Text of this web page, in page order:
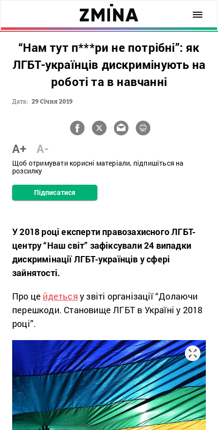
“Нам тут п***ри не потрібні”: як
ЛГБТ-українців дискримінують на
роботі та в навчанні
Дата: 29 Січня 2019
A+ A-
Щоб отримувати корисні матеріали, підпишіться на
розсилку
Підписатися
У 2018 році експерти правозахисного ЛГБТ-
центру “Наш світ” зафіксували 24 випадки
дискримінації ЛГБТ-українців у сфері
зайнятості.
Про це йдеться у звіті організації “Долаючи
перешкоди. Становище ЛГБТ в Україні у 2018
році”.